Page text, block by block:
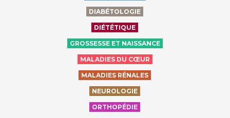
DIABÉTOLOGIE
DIÉTÉTIQUE
GROSSESSE ET NAISSANCE
MALADIES DU CŒUR
MALADIES RÉNALES
NEUROLOGIE
ORTHOPÉDIE